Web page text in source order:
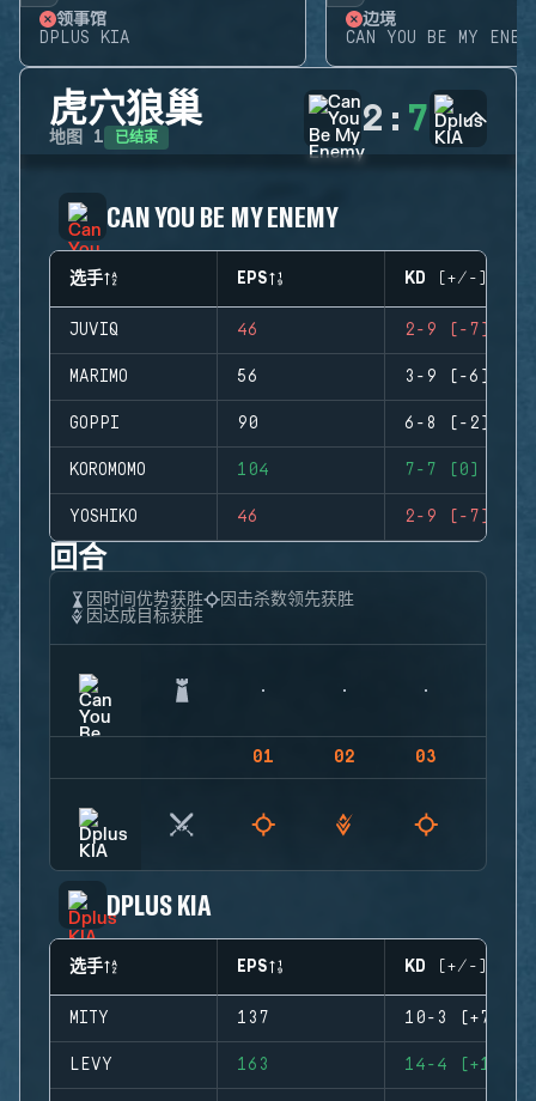
领事馆
DPLUS KIA
边境
CAN YOU BE MY
虎穴狼巢
地图 1 已结束 2 : 7
CAN YOU BE MY ENEMY
选手 EPS KD (+/-)
JUVIQ 46 2-9 (-7)
MARIMO 56 3-9 (-6)
GOPPI 90 6-8 (-2)
KOROMOMO 104 7-7 (0)
YOSHIKO 46 2-9 (-7)
回合
因时间优势获胜
因击杀数领先获胜
因达成目标获胜
01 02 03
DPLUS KIA
选手 EPS KD (+/-)
MITY 137 10-3 (+7)
LEVY 163 14-4 (+10)